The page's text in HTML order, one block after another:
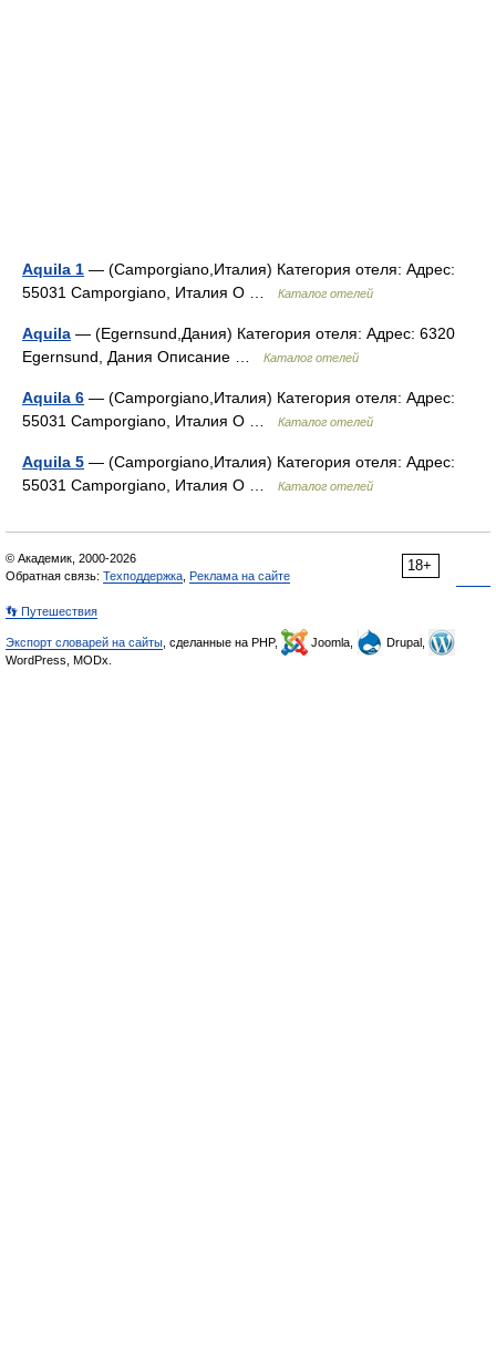
Aquila 1 — (Camporgiano,Италия) Категория отеля: Адрес:
55031 Camporgiano, Италия О …
Каталог отелей
Aquila — (Egernsund,Дания) Категория отеля: Адрес: 6320
Egernsund, Дания Описание …
Каталог отелей
Aquila 6 — (Camporgiano,Италия) Категория отеля: Адрес:
55031 Camporgiano, Италия О …
Каталог отелей
Aquila 5 — (Camporgiano,Италия) Категория отеля: Адрес:
55031 Camporgiano, Италия О …
Каталог отелей
18+
© Академик, 2000-2026
Обратная связь: Техподдержка Реклама на сайте
👣 Путешествия
Экспорт словарей на сайты , сделанные на PHP, Joomla,
Drupal,
WordPress, MODx.